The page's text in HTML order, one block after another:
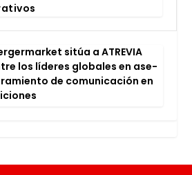
sitúa a ATRE­VIA
los líde­res glo­ba­les en ase­
de comu­ni­ca­ción en